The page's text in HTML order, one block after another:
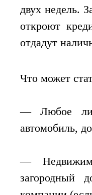
двух недель.
откроют
отдадут
Что может
— Любое
автомобиль,
—
загородный